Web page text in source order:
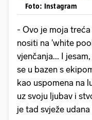
Foto: Instagram
- Ovo je moja
nositi na 'white
vjenčanja... I
se u bazen s
kao uspomena na
uz svoju ljubav i
je tad svježe udana